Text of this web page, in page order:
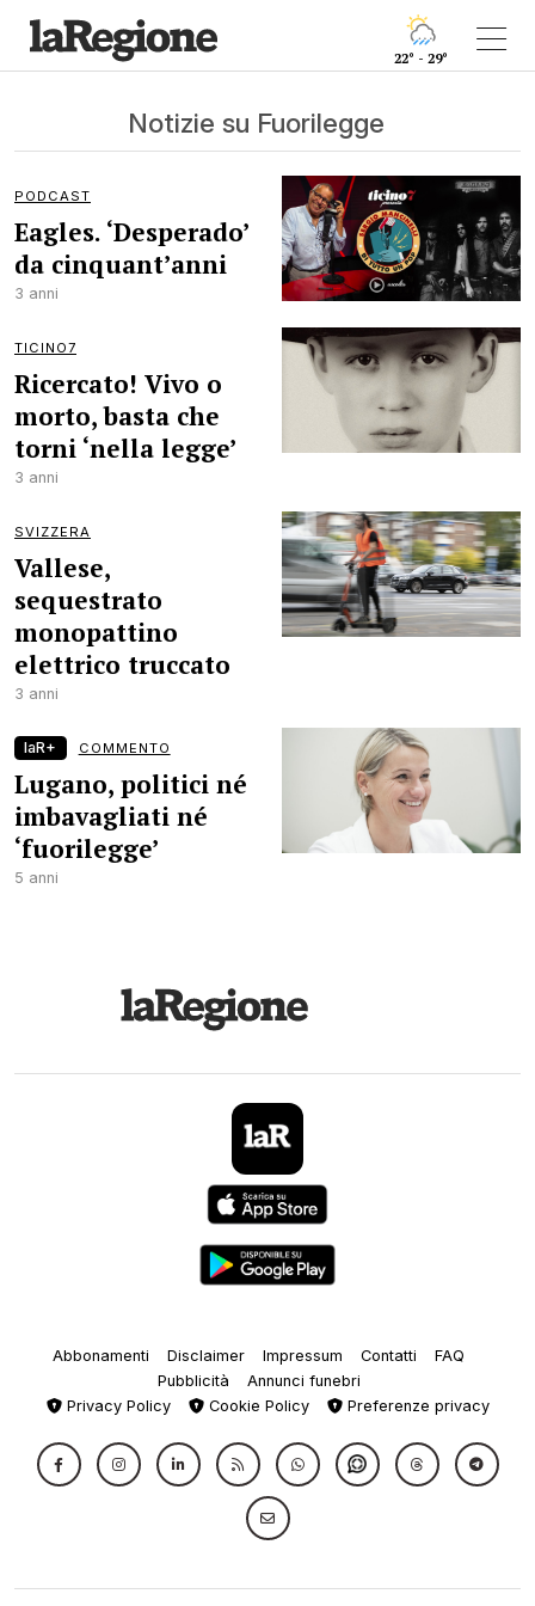
22° - 29°
Notizie su Fuorilegge
PODCAST
Eagles. ‘Desperado’
da cinquant’anni
3 anni
TICINO7
Ricercato! Vivo o
morto, basta che
torni ‘nella legge’
3 anni
SVIZZERA
Vallese,
sequestrato
monopattino
elettrico truccato
3 anni
laR+ COMMENTO
Lugano, politici né
imbavagliati né
‘fuorilegge’
5 anni
Abbonamenti Disclaimer Impressum Contatti
FAQ
Pubblicità
Annunci funebri
Privacy Policy
Cookie Policy Preferenze privacy